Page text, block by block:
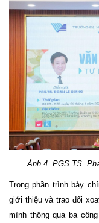
Ảnh 4. PGS.TS.
Trong phần trình bày
giới thiệu và trao đổi
mình thông qua ba